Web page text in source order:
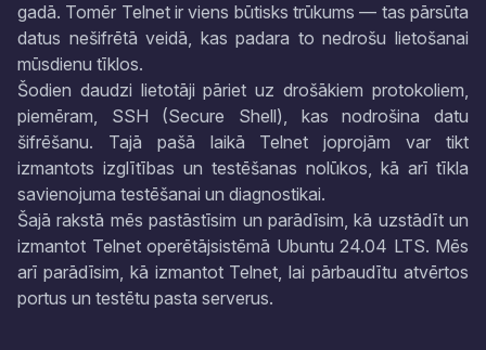
gadā. Tomēr Telnet ir viens būtisks trūkums — tas pārsūta
datus nešifrētā veidā, kas padara to nedrošu lietošanai
mūsdienu tīklos.
Šodien daudzi lietotāji pāriet uz drošākiem protokoliem,
piemēram, SSH (Secure Shell), kas nodrošina datu
šifrēšanu. Tajā pašā laikā Telnet joprojām var tikt
izmantots izglītības un testēšanas nolūkos, kā arī tīkla
savienojuma testēšanai un diagnostikai.
Šajā rakstā mēs pastāstīsim un parādīsim, kā uzstādīt un
izmantot Telnet operētājsistēmā Ubuntu 24.04 LTS. Mēs
arī parādīsim, kā izmantot Telnet, lai pārbaudītu atvērtos
portus un testētu pasta serverus.